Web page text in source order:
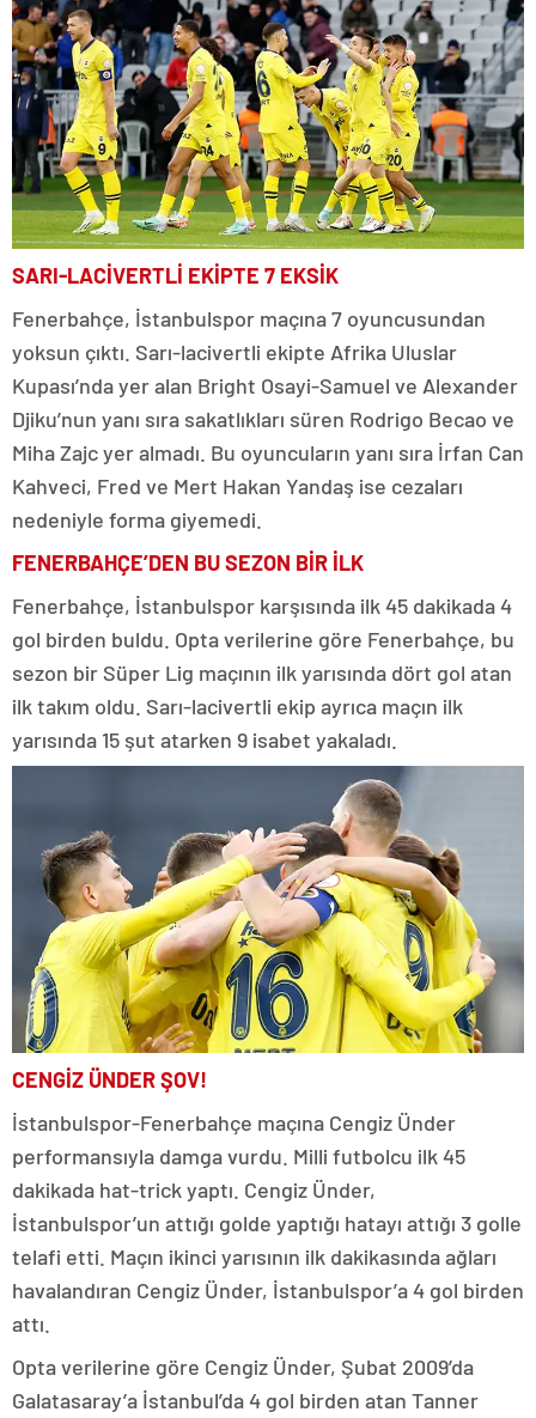
SARI-LACİVERTLİ EKİPTE 7 EKSİK
Fenerbahçe, İstanbulspor maçına 7 oyuncusundan
yoksun çıktı. Sarı-lacivertli ekipte Afrika Uluslar
Kupası’nda yer alan Bright Osayi-Samuel ve Alexander
Djiku’nun yanı sıra sakatlıkları süren Rodrigo Becao ve
Miha Zajc yer almadı. Bu oyuncuların yanı sıra İrfan Can
Kahveci, Fred ve Mert Hakan Yandaş ise cezaları
nedeniyle forma giyemedi.
FENERBAHÇE’DEN BU SEZON BİR İLK
Fenerbahçe, İstanbulspor karşısında ilk 45 dakikada 4
gol birden buldu. Opta verilerine göre Fenerbahçe, bu
sezon bir Süper Lig maçının ilk yarısında dört gol atan
ilk takım oldu. Sarı-lacivertli ekip ayrıca maçın ilk
yarısında 15 şut atarken 9 isabet yakaladı.
CENGİZ ÜNDER ŞOV!
İstanbulspor-Fenerbahçe maçına Cengiz Ünder
performansıyla damga vurdu. Milli futbolcu ilk 45
dakikada hat-trick yaptı. Cengiz Ünder,
İstanbulspor’un attığı golde yaptığı hatayı attığı 3 golle
telafi etti. Maçın ikinci yarısının ilk dakikasında ağları
havalandıran Cengiz Ünder, İstanbulspor’a 4 gol birden
attı.
Opta verilerine göre Cengiz Ünder, Şubat 2009’da
Galatasaray’a İstanbul’da 4 gol birden atan Tanner